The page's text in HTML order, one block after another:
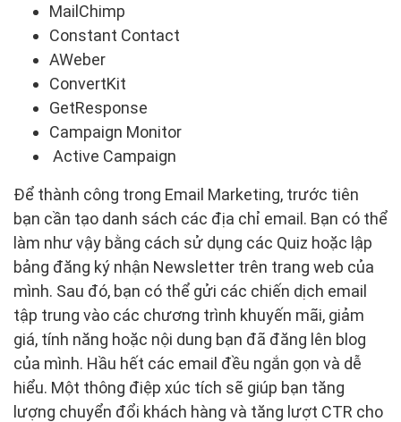
MailChimp
Constant Contact
AWeber
ConvertKit
GetResponse
Campaign Monitor
Active Campaign
Để thành công trong Email Marketing, trước tiên
bạn cần tạo danh sách các địa chỉ email. Bạn có thể
làm như vậy bằng cách sử dụng các Quiz hoặc lập
bảng đăng ký nhận Newsletter trên trang web của
mình. Sau đó, bạn có thể gửi các chiến dịch email
tập trung vào các chương trình khuyến mãi, giảm
giá, tính năng hoặc nội dung bạn đã đăng lên blog
của mình. Hầu hết các email đều ngắn gọn và dễ
hiểu. Một thông điệp xúc tích sẽ giúp bạn tăng
lượng chuyển đổi khách hàng và tăng lượt CTR cho